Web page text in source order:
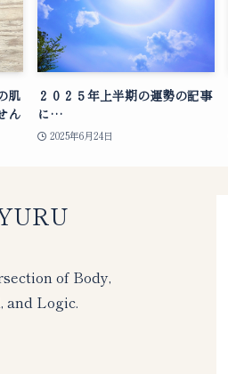
肌
ん
２０２５年上半期の運勢の記事
に…
2025年6月24日
of Body,
and Logic.